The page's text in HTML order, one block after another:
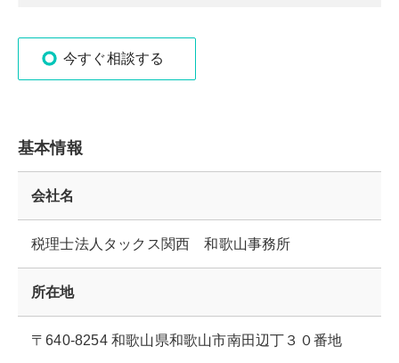
今すぐ相談する
基本情報
会社名
税理士法人タックス関西 和歌山事務所
所在地
〒640-8254 和歌山県和歌山市南田辺丁３０番地